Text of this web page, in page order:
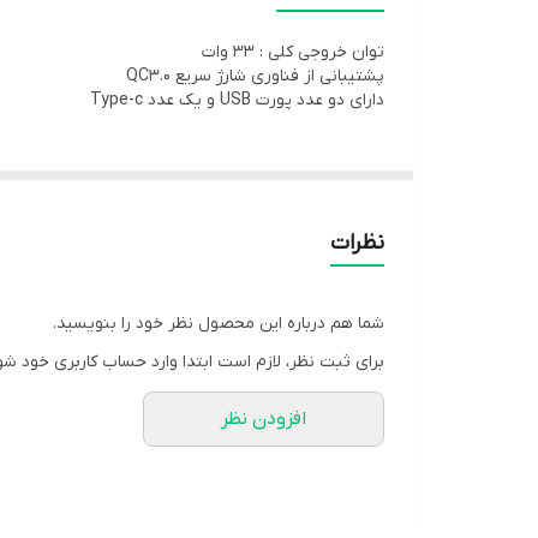
توان خروجی کلی : ۳۳ وات
پشتیبانی از فناوری شارژ سریع QC۳.۰
دارای دو عدد پورت USB و یک عدد Type-c
نظرات
شما هم درباره این محصول نظر خود را بنویسید.
برای ثبت نظر، لازم است ابتدا وارد حساب کاربری خود
افزودن نظر